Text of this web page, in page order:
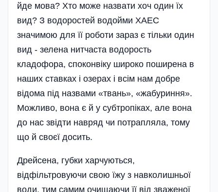
йде мова? Хто може назвати хоч один їх
вид? З водоростей водойми ХАЕС
значимою для її роботи зараз є тільки один
вид - зелена нитчаста водорость
кладофора, споконвіку широко поширена в
наших ставках і озерах і всім нам добре
відома під назвами «твань», «жабуриння».
Можливо, вона є й у субтропіках, але вона
до нас звідти навряд чи потрапляла, тому
що й своєї досить.
Дрейсена, губки харчуються,
відфільтровуючи свою їжу з навколишньої
води, тим самим очищаючи її від зваженої